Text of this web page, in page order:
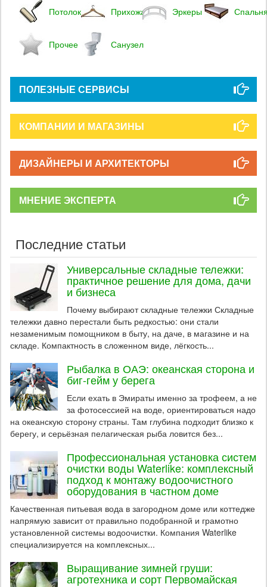
Потолок Прихожая Эркеры
Прочее Санузел
ПОЛЕЗНЫЕ СЕРВИСЫ
КОМПАНИИ И МАГАЗИНЫ
ДИЗАЙНЕРЫ И АРХИТЕКТОРЫ
МНЕНИЕ ЭКСПЕРТА
Последние статьи
Универсальные складные тележки:
практичное решение для дома, дачи
и бизнеса
Почему выбирают складные тележки Складные
тележки давно перестали быть редкостью: они стали
незаменимым помощником в быту, на даче, в магазине и на
складе. Компактность в сложенном виде, лёгкость...
Рыбалка в ОАЭ: океанская сторона и
биг-гейм у берега
Если ехать в Эмираты именно за трофеем, а не
за фотосессией на воде, ориентироваться надо
на океанскую сторону страны. Там глубина подходит близко к
берегу, и серьёзная пелагическая рыба ловится без...
Профессиональная установка систем
очистки воды Waterlike: комплексный
подход к монтажу водоочистного
оборудования в частном доме
Качественная питьевая вода в загородном доме или коттедже
напрямую зависит от правильно подобранной и грамотно
установленной системы водоочистки. Компания Waterlike
специализируется на комплексных...
Выращивание зимней груши:
агротехника и сорт Первомайская